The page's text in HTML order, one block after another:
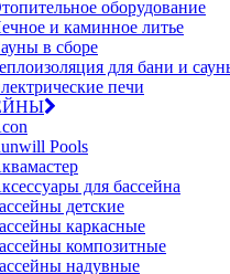
оборудование
и каминное литье
в сборе
для бани и
печи
Pools
для бассейна
детские
каркасные
композитные
надувные